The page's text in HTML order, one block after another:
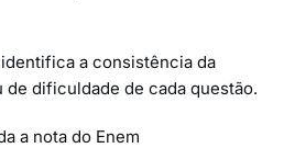
a consistência da
de dificuldade de cada questão.
a nota do Enem